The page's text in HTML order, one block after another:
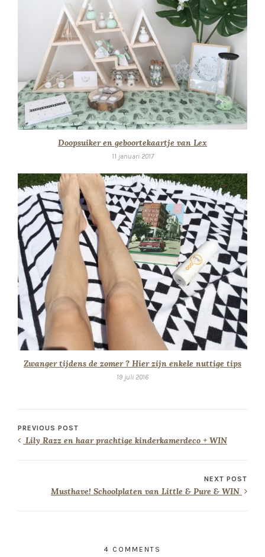
Doopsuiker en geboortekaartje van Lex
11 januari 2017
Zwanger tijdens de zomer ? Hier zijn enkele nuttige tips
19 juli 2016
PREVIOUS POST
Lily Razz en haar prachtige kinderkamerdeco + WIN
NEXT POST
Musthave! Schoolplaten van Little & Pure & WIN
4 COMMENTS